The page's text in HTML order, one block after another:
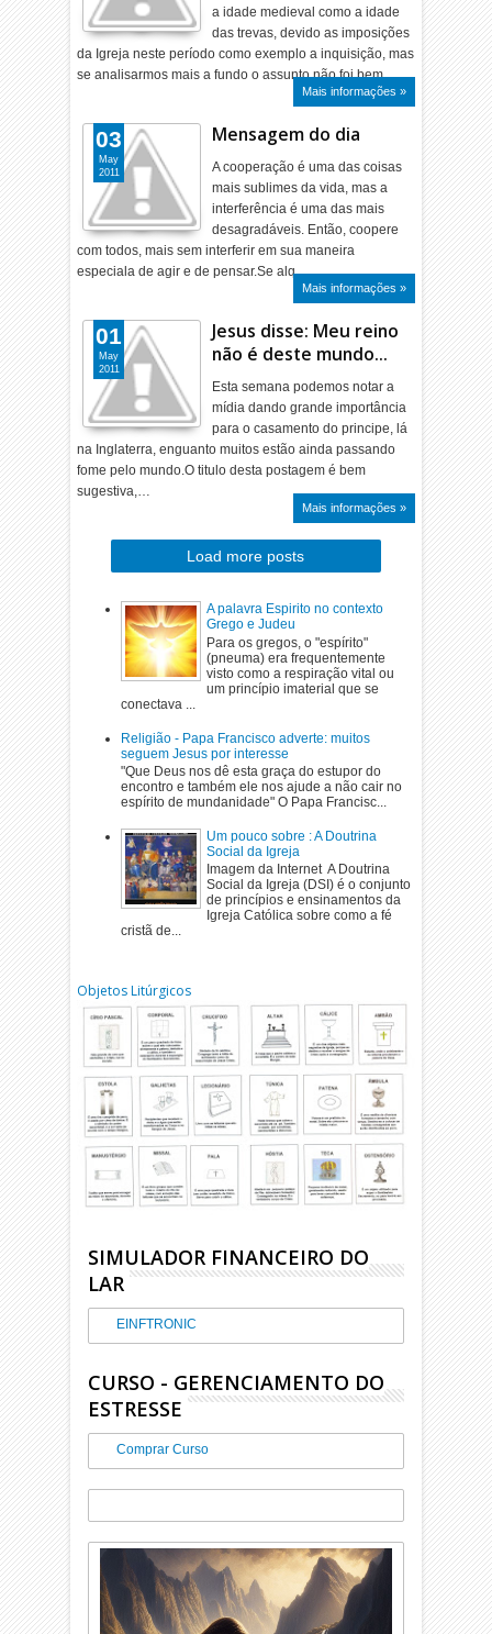
a idade medieval como a idade
das trevas, devido as imposições
da Igreja neste período como exemplo a inquisição, mas
se analisarmos mais a fundo o assunto não foi bem …
Mais informações »
Mensagem do dia
A cooperação é uma das coisas
mais sublimes da vida, mas a
interferência é uma das mais
desagradáveis. Então, coopere
com todos, mais sem interferir em sua maneira
especiala de agir e de pensar.Se alq…
Mais informações »
03
May
2011
Jesus disse: Meu reino
não é deste mundo...
Esta semana podemos notar a
mídia dando grande importância
para o casamento do principe, lá
na Inglaterra, enguanto muitos estão ainda passando
fome pelo mundo.O titulo desta postagem é bem
sugestiva,…
Mais informações »
01
May
2011
Load more posts
A palavra Espirito no contexto
Grego e Judeu
Para os gregos, o "espírito"
(pneuma) era frequentemente
visto como a respiração vital ou
um princípio imaterial que se
conectava ...
Religião - Papa Francisco adverte: muitos
seguem Jesus por interesse
"Que Deus nos dê esta graça do estupor do
encontro e também ele nos ajude a não cair no
espírito de mundanidade" O Papa Francisc...
Um pouco sobre : A Doutrina
Social da Igreja
Imagem da Internet A Doutrina
Social da Igreja (DSI) é o conjunto
de princípios e ensinamentos da
Igreja Católica sobre como a fé
cristã de...
Objetos Litúrgicos
SIMULADOR FINANCEIRO DO
LAR
EINFTRONIC
CURSO - GERENCIAMENTO DO
ESTRESSE
Comprar Curso